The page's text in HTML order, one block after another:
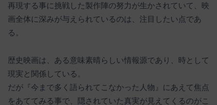
再現する事に挑戦した製作陣の努力が生かされていて、映
画全体に深みが与えられているのは、注目したい点であ
る。
歴史映画は、ある意味素晴らしい情報源であり、時として
現実と関係している。
だが『今まで多く語られてこなかった人物』にあえて焦点
をあててみる事で、隠されていた真実が見えてくるのがこ